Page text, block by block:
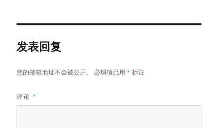
发表回复
您的邮箱地址不会被公开。 必填项已用 * 标注
评论 *